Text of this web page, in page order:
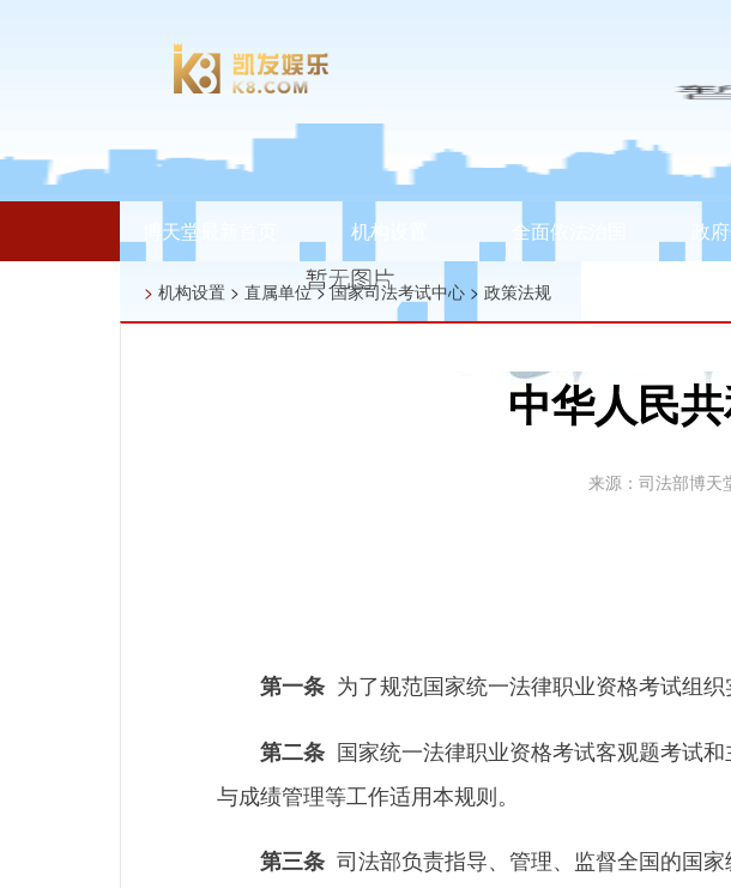
博天堂最新首页 机构设置 全面依法治国 政
> 机构设置 > 直属单位>国家司法考试中心 > 政策法规
中华人民
来源：司法部博天
第一条 为了规范国家统一法律职业资格考试组
第二条 国家统一法律职业资格考试客观题考试
与成绩管理等工作适用本规则。
第三条 司法部负责指导、管理、监督全国的国